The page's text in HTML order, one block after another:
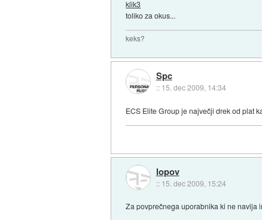
klik3
toliko za okus...
keks?
Spc
:: 15. dec 2009, 14:34
ECS Elite Group je največji drek od plat
lopov
:: 15. dec 2009, 15:24
Za povprečnega uporabnika ki ne navija